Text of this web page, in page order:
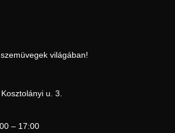
világában!
u. 3.
– 17:00